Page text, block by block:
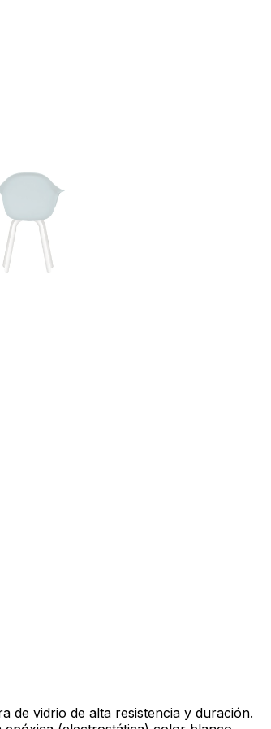
de vidrio de alta resistencia y duración.